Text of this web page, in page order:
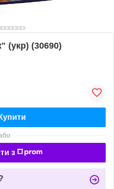
(укр) (30690)
Купити
з